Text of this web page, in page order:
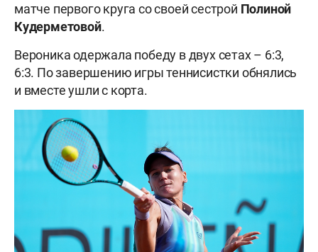
матче первого круга со своей сестрой Полиной
Кудерметовой.
Вероника одержала победу в двух сетах – 6:3,
6:3. По завершению игры теннисистки обнялись
и вместе ушли с корта.